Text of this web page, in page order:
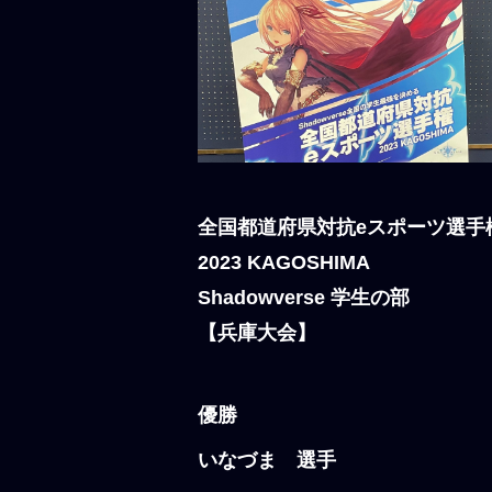
全国都道府県対抗eスポーツ選手
2023 KAGOSHIMA
Shadowverse 学生の部
【兵庫大会】
優勝
いなづま 選手